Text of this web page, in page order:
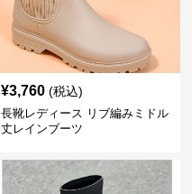
¥3,760 (税込)
長靴レディース リブ編みミドル
丈レインブーツ